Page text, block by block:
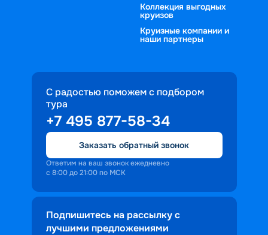
Коллекция выгодных
круизов
Круизные компании и
наши партнеры
С радостью поможем с подбором
тура
+7 495 877-58-34
Заказать обратный звонок
Ответим на ваш звонок ежедневно
с 8:00 до 21:00 по МСК
Подпишитесь на рассылку с
лучшими предложениями